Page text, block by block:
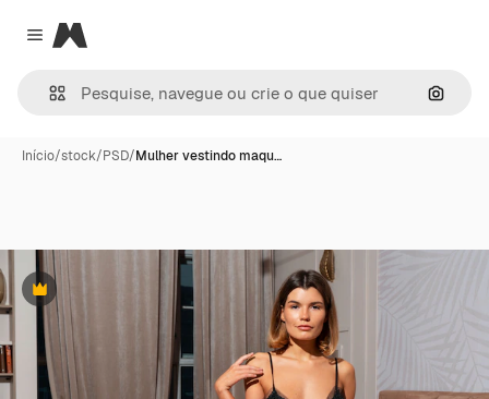
Close menu
Magnific
Início/stock/PSD/Mulher vestindo maqu…
Premium